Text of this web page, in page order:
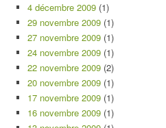
4 décembre 2009 (1)
29 novembre 2009 (1)
27 novembre 2009 (1)
24 novembre 2009 (1)
22 novembre 2009 (2)
20 novembre 2009 (1)
17 novembre 2009 (1)
16 novembre 2009 (1)